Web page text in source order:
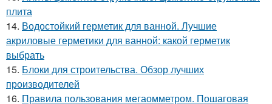
плита
14. Водостойкий герметик для ванной. Лучшие
акриловые герметики для ванной: какой герметик
выбрать
15. Блоки для строительства. Обзор лучших
производителей
16. Правила пользования мегаомметром. Пошаговая